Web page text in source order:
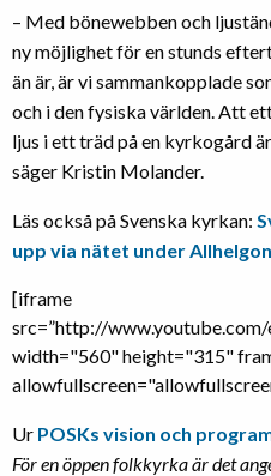
– Med bönewebben och
ny möjlighet för en stunds
än är, är vi sammankopplade
och i den fysiska världen. Att
ljus i ett träd på en kyrkogård
säger Kristin Molander.
Läs också på Svenska kyrkan:
upp via nätet under
[iframe
src=”http://
width="560" height="315"
Ur POSKs vision och
För en öppen folkkyrka är det